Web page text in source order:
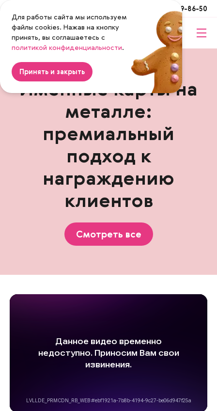
+7 (495) 649-86-50
Magenta
Именные карты на
металле:
премиальный
подход к
награждению
клиентов
Смотреть все
Для работы сайта мы используем
файлы cookies. Нажав на кнопку
принять, вы соглашаетесь с
политикой конфиденциальности.
Принять и закрыть